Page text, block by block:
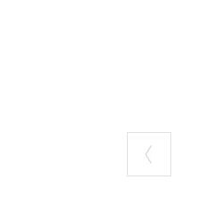
venivano
Era poesia
invito:
Ma il nostro
anche dal